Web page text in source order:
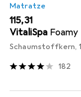
Matratze
EUR
115,31
VitaliSpa Foamy
Schaumstoffkern,
182